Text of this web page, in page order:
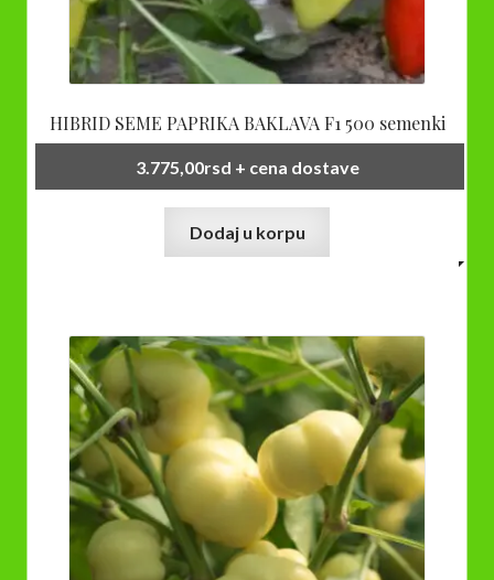
HIBRID SEME PAPRIKA BAKLAVA F1 500 semenki
3.775,00rsd + cena dostave
Dodaj u korpu